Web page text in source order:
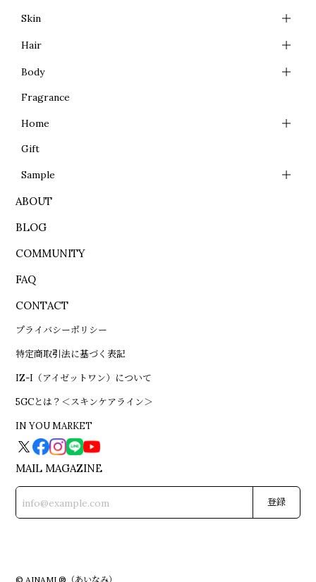
Skin
Hair
Body
Fragrance
Home
Gift
Sample
ABOUT
BLOG
COMMUNITY
FAQ
CONTACT
プライバシーポリシー
特定商取引法に基づく表記
IZ-I（アイゼットワン）について
5GCとは？＜スキンケアライン＞
IN YOU MARKET
MAIL MAGAZINE
登録
© AINAMI ®（あいなみ）